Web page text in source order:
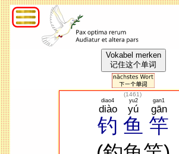
Vokabel merken
记住这个单词
(1461)
钓
diào
diao4
鱼
yú
yu2
竿
gān
gan1